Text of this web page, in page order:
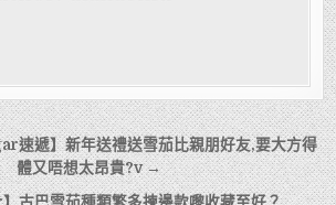
速遞】新年送禮送雪茄比親朋好友,要大方得
體又唔想太昂貴?v →